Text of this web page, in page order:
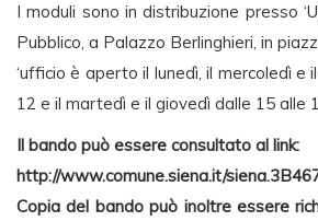
I moduli sono in distribuzione presso
Pubblico, a Palazzo Berlinghieri, in
‘ufficio è aperto il lunedì, il mercoledì e
12 e il martedì e il giovedì dalle 15 alle
Il bando può essere consultato al link:
http://www.comune.siena.it/
Copia del bando può inoltre essere